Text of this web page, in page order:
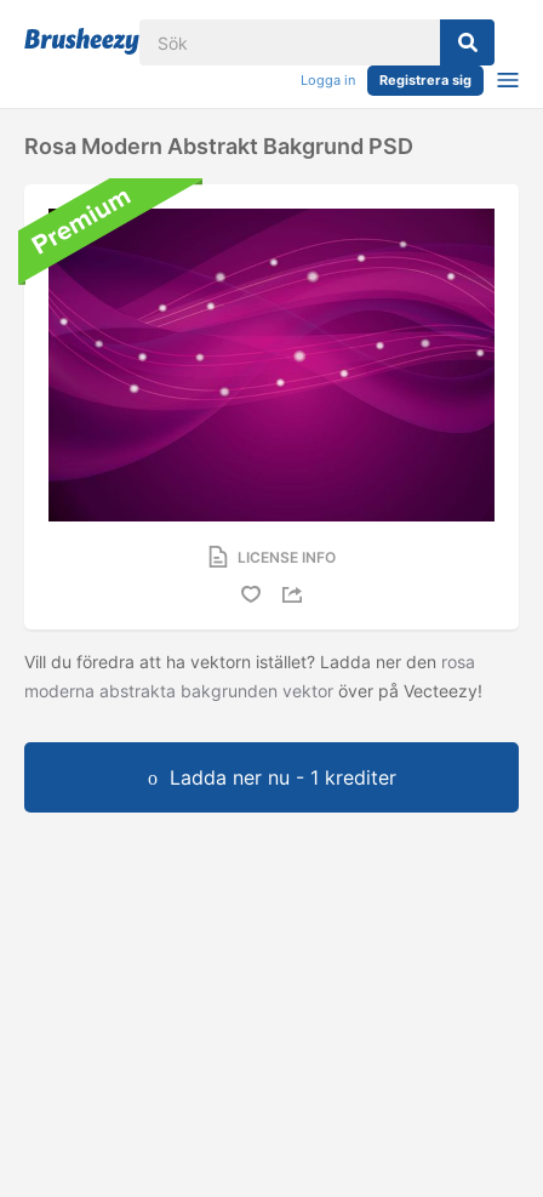
Logga in Registrera sig
Rosa Modern Abstrakt Bakgrund PSD
LICENSE INFO
Vill du föredra att ha vektorn istället? Ladda ner den rosa
moderna abstrakta bakgrunden vektor över på Vecteezy!
Ladda ner nu - 1 krediter